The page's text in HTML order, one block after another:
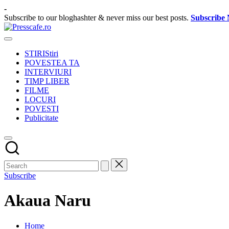
Skip
to
content
-
Subscribe to our bloghashter & never miss our best posts. Subscribe
Presscafe.ro
Cafeneau
urbaneSTIRIStiri
POVESTEA TA
INTERVIURI
TIMP LIBER
FILME
LOCURI
POVESTI
Publicitate
Subscribe
Akaua Naru
Home